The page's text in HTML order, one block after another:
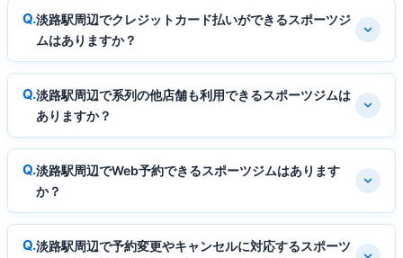
淡路駅周辺でクレジットカード払いができるスポーツジ
ムはありますか？
淡路駅周辺で系列の他店舗も利用できるスポーツジムは
ありますか？
淡路駅周辺でWeb予約できるスポーツジムはあります
か？
淡路駅周辺で予約変更やキャンセルに対応するスポーツ